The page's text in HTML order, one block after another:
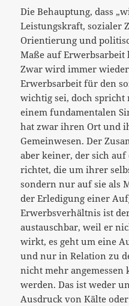
Die Behauptung, dass
Leistungskraft, sozialer
Orientierung und
Maße auf
Zwar wird immer wieder
Erwerbsarbeit für den
wichtig sei, doch spricht
einem fundamentalen
hat zwar ihren Ort und
Gemeinwesen. Der
aber keiner, der sich auf
richtet, die um ihrer
sondern nur auf sie als
der Erledigung einer
Erwerbsverhältnis ist
austauschbar, weil er
wirkt, es geht um eine
und nur in Relation zu
nicht mehr angemessen
werden. Das ist weder
Ausdruck von Kälte